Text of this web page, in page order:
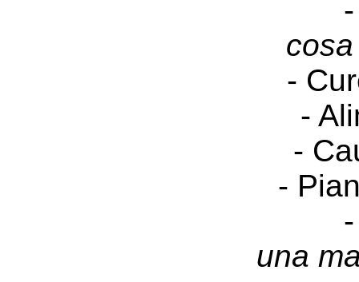
-
-
-
-
una